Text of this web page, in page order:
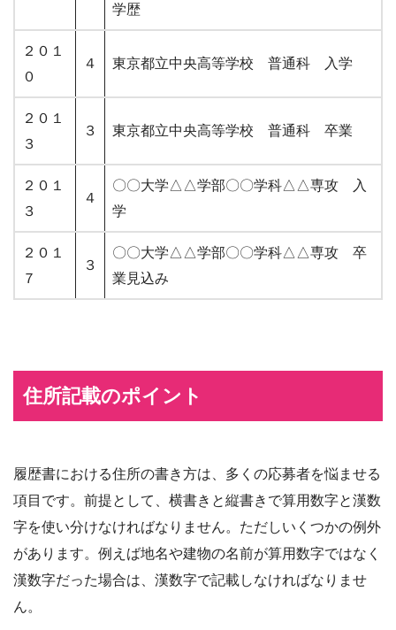
学歴
２０１
０
４ 東京都立中央高等学校 普通科 入学
２０１
３
３ 東京都立中央高等学校 普通科 卒業
２０１
３
４
〇〇大学△△学部〇〇学科△△専攻 入
学
２０１
７
３
〇〇大学△△学部〇〇学科△△専攻 卒
業見込み
住所記載のポイント
履歴書における住所の書き方は、多くの応募者を悩ませる
項目です。前提として、横書きと縦書きで算用数字と漢数
字を使い分けなければなりません。ただしいくつかの例外
があります。例えば地名や建物の名前が算用数字ではなく
漢数字だった場合は、漢数字で記載しなければなりませ
ん。